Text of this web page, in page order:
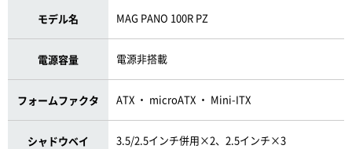
モデル名 MAG PANO 100R PZ
電源容量 電源非搭載
フォームファクタ ATX ・ microATX ・ Mini-ITX
シャドウベイ 3.5/2.5インチ併用×2、2.5インチ×3